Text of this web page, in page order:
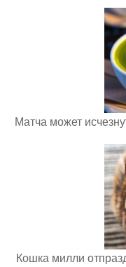
Матча может
Кошка милли